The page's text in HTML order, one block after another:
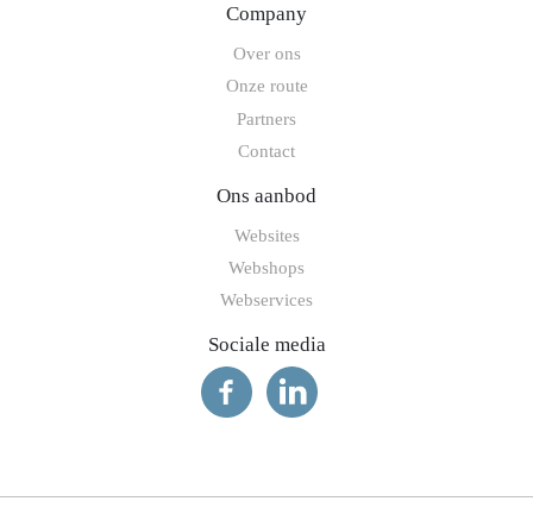
Company
Over ons
Onze route
Partners
Contact
Ons aanbod
Websites
Webshops
Webservices
Sociale media